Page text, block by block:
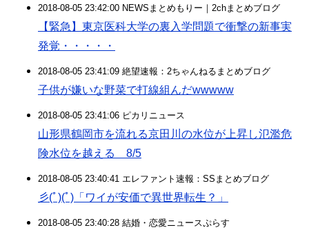
2018-08-05 23:42:00 NEWSまとめもりー｜2chまとめブログ
【緊急】東京医科大学の裏入学問題で衝撃の新事実
発覚・・・・・
2018-08-05 23:41:09 絶望速報：2ちゃんねるまとめブログ
子供が嫌いな野菜で打線組んだwwwww
2018-08-05 23:41:06 ピカリニュース
山形県鶴岡市を流れる京田川の水位が上昇し氾濫危
険水位を越える 8/5
2018-08-05 23:40:41 エレファント速報：SSまとめブログ
彡(ﾟ)(ﾟ)「ワイが安価で異世界転生？」
2018-08-05 23:40:28 結婚・恋愛ニュースぷらす